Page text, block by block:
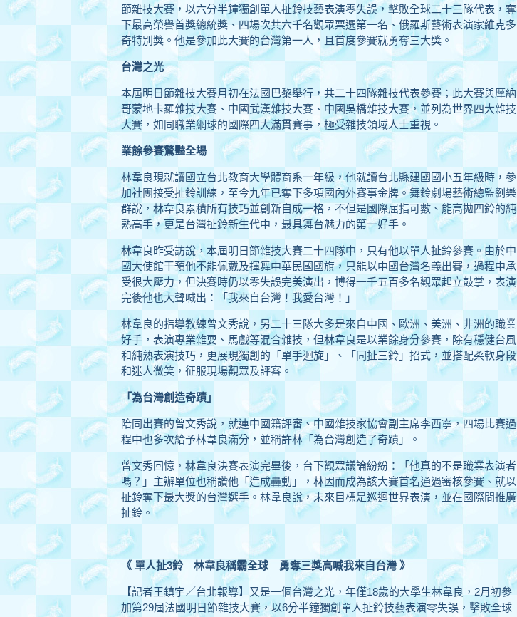
節雜技大賽，以六分半鐘獨創單人扯鈴技藝表演零失誤，擊敗全球二十三隊代表，奪
下最高榮譽首獎總統獎、四場次共六千名觀眾票選第一名、俄羅斯藝術表演家維克多
奇特別獎。他是參加此大賽的台灣第一人，且首度參賽就勇奪三大獎。
台灣之光
本屆明日節雜技大賽月初在法國巴黎舉行，共二十四隊雜技代表參賽；此大賽與摩納
哥蒙地卡羅雜技大賽、中國武漢雜技大賽、中國吳橋雜技大賽，並列為世界四大雜技
大賽，如同職業網球的國際四大滿貫賽事，極受雜技領域人士重視。
業餘參賽驚豔全場
林韋良現就讀國立台北教育大學體育系一年級，他就讀台北縣建國國小五年級時，參
加社團接受扯鈴訓練，至今九年已奪下多項國內外賽事金牌。舞鈴劇場藝術總監劉樂
群說，林韋良累積所有技巧並創新自成一格，不但是國際屈指可數、能高拋四鈴的純
熟高手，更是台灣扯鈴新生代中，最具舞台魅力的第一好手。
林韋良昨受訪說，本屆明日節雜技大賽二十四隊中，只有他以單人扯鈴參賽。由於中
國大使館干預他不能佩戴及揮舞中華民國國旗，只能以中國台灣名義出賽，過程中承
受很大壓力，但決賽時仍以零失誤完美演出，博得一千五百多名觀眾起立鼓掌，表演
完後他也大聲喊出：「我來自台灣！我愛台灣！」
林韋良的指導教練曾文秀說，另二十三隊大多是來自中國、歐洲、美洲、非洲的職業
好手，表演專業雜耍、馬戲等混合雜技，但林韋良是以業餘身分參賽，除有穩健台風
和純熟表演技巧，更展現獨創的「單手迴旋」、「同扯三鈴」招式，並搭配柔軟身段
和迷人微笑，征服現場觀眾及評審。
「為台灣創造奇蹟」
陪同出賽的曾文秀說，就連中國籍評審、中國雜技家協會副主席李西寧，四場比賽過
程中也多次給予林韋良滿分，並稱許林「為台灣創造了奇蹟」。
曾文秀回憶，林韋良決賽表演完畢後，台下觀眾議論紛紛：「他真的不是職業表演者
嗎？」主辦單位也稱讚他「造成轟動」，林因而成為該大賽首名通過審核參賽、就以
扯鈴奪下最大獎的台灣選手。林韋良說，未來目標是巡迴世界表演，並在國際間推廣
扯鈴。
《 單人扯3鈴 林韋良稱霸全球 勇奪三獎高喊我來自台灣 》
【記者王鎮宇／台北報導】又是一個台灣之光，年僅18歲的大學生林韋良，2月初參
加第29屆法國明日節雜技大賽，以6分半鐘獨創單人扯鈴技藝表演零失誤，擊敗全球